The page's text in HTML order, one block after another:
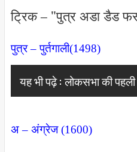
ट्रिक – "पुत्र अडा डैड
पुत्र – पुर्तगाली(1498)
यह भी पढ़े :लोकसभा की पहली
अ – अंग्रेज (1600)